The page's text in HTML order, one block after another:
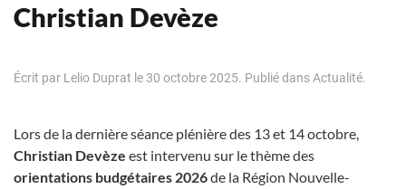
Christian Devèze
Écrit par Lelio Duprat le 30 octobre 2025. Publié dansActualité.
Lors de la dernière séance plénière des 13 et 14 octobre,
Christian Devèze est intervenu sur le thème des
orientations budgétaires 2026de la Région Nouvelle-